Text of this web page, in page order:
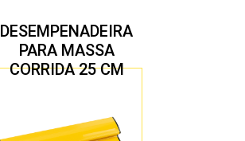
DESEMPENADEIRA
PARA MASSA
CORRIDA 25 CM